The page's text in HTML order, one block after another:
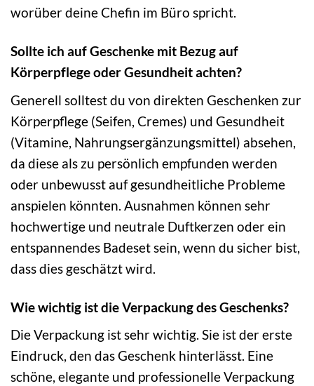
worüber deine Chefin im Büro spricht.
Sollte ich auf Geschenke mit Bezug auf
Körperpflege oder Gesundheit achten?
Generell solltest du von direkten Geschenken zur
Körperpflege (Seifen, Cremes) und Gesundheit
(Vitamine, Nahrungsergänzungsmittel) absehen,
da diese als zu persönlich empfunden werden
oder unbewusst auf gesundheitliche Probleme
anspielen könnten. Ausnahmen können sehr
hochwertige und neutrale Duftkerzen oder ein
entspannendes Badeset sein, wenn du sicher bist,
dass dies geschätzt wird.
Wie wichtig ist die Verpackung des Geschenks?
Die Verpackung ist sehr wichtig. Sie ist der erste
Eindruck, den das Geschenk hinterlässt. Eine
schöne, elegante und professionelle Verpackung